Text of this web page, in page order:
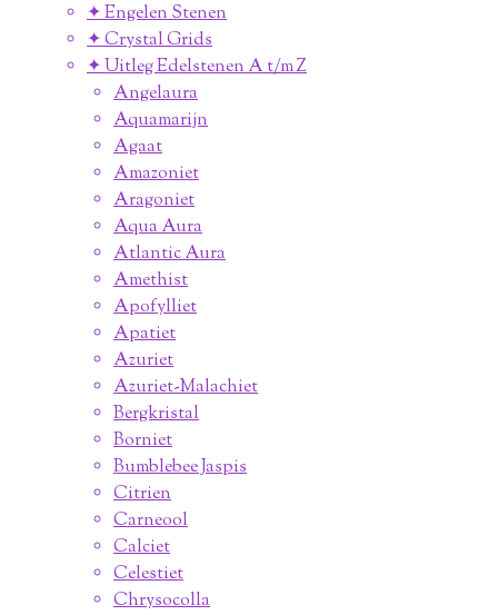
✦ Engelen Stenen
✦ Crystal Grids
✦ Uitleg Edelstenen A t/m Z
Angelaura
Aquamarijn
Agaat
Amazoniet
Aragoniet
Aqua Aura
Atlantic Aura
Amethist
Apofylliet
Apatiet
Azuriet
Azuriet-Malachiet
Bergkristal
Borniet
Bumblebee Jaspis
Citrien
Carneool
Calciet
Celestiet
Chrysocolla